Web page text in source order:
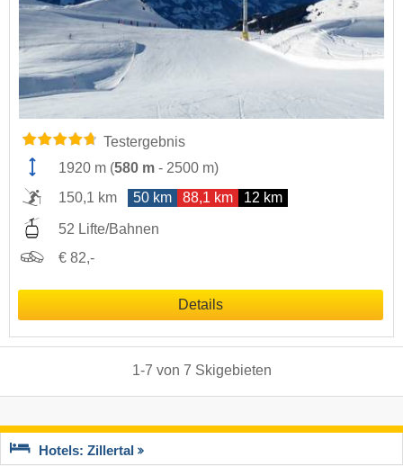
Testergebnis
1920 m (580 m - 2500 m)
150,1 km
50 km 88,1 km 12 km
52 Lifte/Bahnen
€ 82,-
Details
1-7 von 7 Skigebieten
Hotels: Zillertal